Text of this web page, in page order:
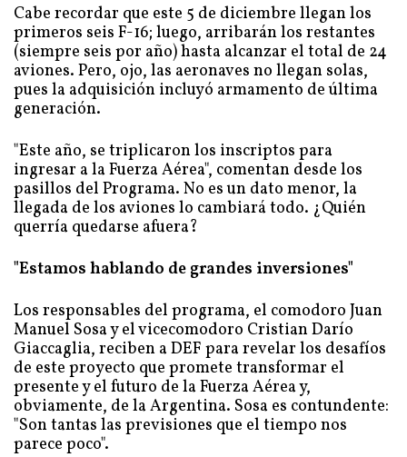
Cabe recordar que este 5 de diciembre llegan los
primeros seis F-16; luego, arribarán los restantes
(siempre seis por año) hasta alcanzar el total de 24
aviones. Pero, ojo, las aeronaves no llegan solas,
pues la adquisición incluyó armamento de última
generación.
"Este año, se triplicaron los inscriptos para
ingresar a la Fuerza Aérea", comentan desde los
pasillos del Programa. No es un dato menor, la
llegada de los aviones lo cambiará todo. ¿Quién
querría quedarse afuera?
"Estamos hablando de grandes inversiones"
Los responsables del programa, el comodoro Juan
Manuel Sosa y el vicecomodoro Cristian Darío
Giaccaglia, reciben a DEF para revelar los desafíos
de este proyecto que promete transformar el
presente y el futuro de la Fuerza Aérea y,
obviamente, de la Argentina. Sosa es contundente:
"Son tantas las previsiones que el tiempo nos
parece poco".